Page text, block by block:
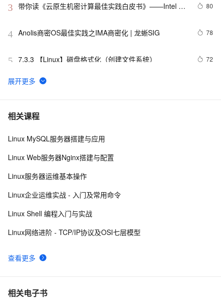
3 带你读《云原生机密计算最佳实践白皮书》——Intel
80
4 Anolis商密OS最佳实践之IMA商密化 | 龙蜥SIG 78
5 7.3.3 【Linux】磁盘格式化（创建文件系统） 72
6
「龙蜥 Skill 精选推荐」：一句话搞定 PG 集群部署和管
7 开源项目推荐：阿里云发布 Agentic OS，首个面向
8 Linux重置root用户密码
迎报名
10 STAROps 主机智能巡检：给你的 ECS 请个 24 小时在
相关课程
查看更多
Linux MySQL服务器搭建与应用
Linux Web服务器Nginx搭建与配置
Linux服务器运维基本操作
Linux企业运维实战 - 入门及常用命令
Linux Shell 编程入门与实战
Linux网络进阶 - TCP/IP协议及OSI七层模型
相关电子书